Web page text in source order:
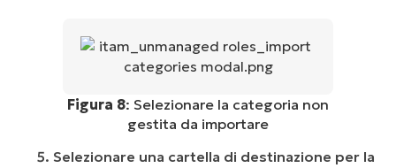
Figura 8: Selezionare la categoria non
gestita da importare
Selezionare una cartella di destinazione per la